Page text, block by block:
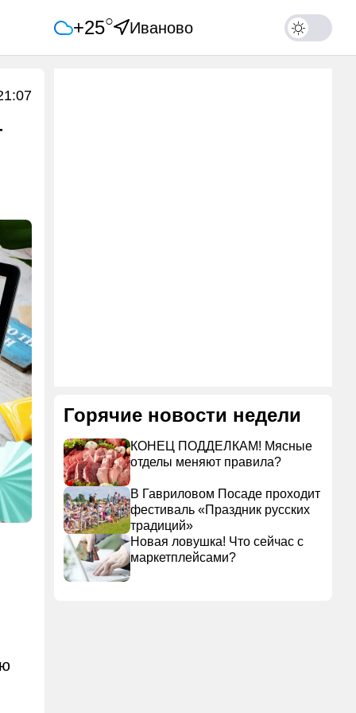
+25○ Иваново
Горячие новости недели
КОНЕЦ ПОДДЕЛКАМ! Мясные
отделы меняют правила?
В Гавриловом Посаде проходит
фестиваль «Праздник русских
традиций»
Новая ловушка! Что сейчас с
маркетплейсами?